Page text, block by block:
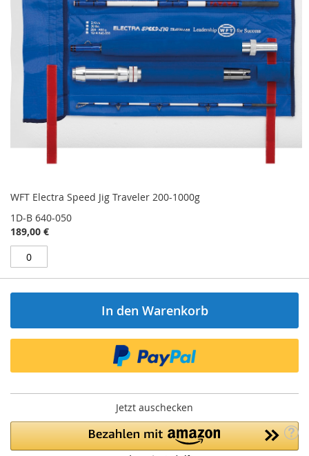
WFT Electra Speed Jig Traveler 200-1000g
1D-B 640-050
189,00 €
In den Warenkorb
Jetzt auschecken